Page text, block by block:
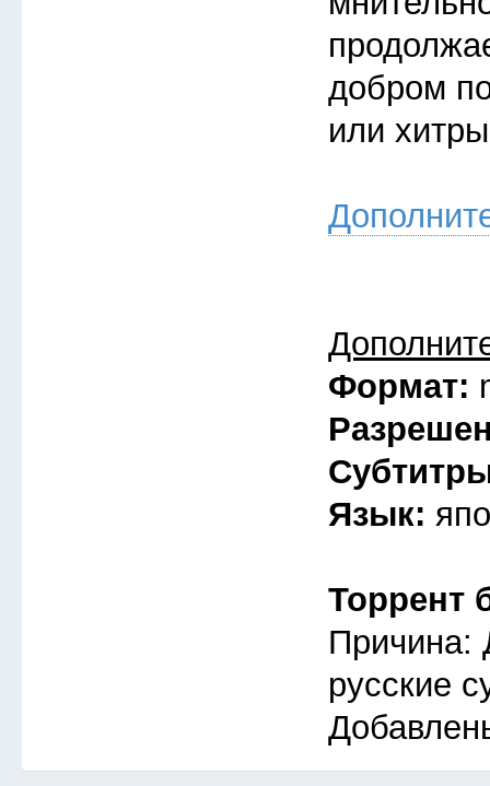
добром
или
Формат:
Язык:
Торрент
Причина:
русские